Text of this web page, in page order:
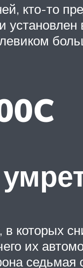
кто-то
которых
их
седьмая